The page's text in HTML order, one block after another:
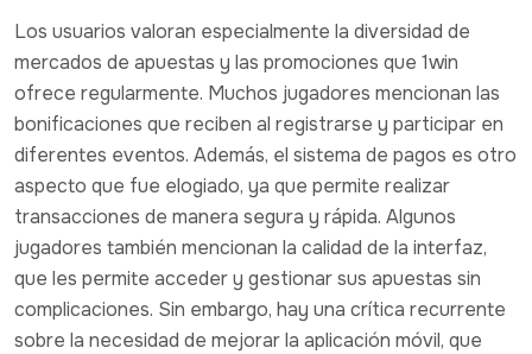
Los usuarios valoran especialmente la diversidad de
mercados de apuestas y las promociones que 1win
ofrece regularmente. Muchos jugadores mencionan las
bonificaciones que reciben al registrarse y participar en
diferentes eventos. Además, el sistema de pagos es otro
aspecto que fue elogiado, ya que permite realizar
transacciones de manera segura y rápida. Algunos
jugadores también mencionan la calidad de la interfaz,
que les permite acceder y gestionar sus apuestas sin
complicaciones. Sin embargo, hay una crítica recurrente
sobre la necesidad de mejorar la aplicación móvil, que